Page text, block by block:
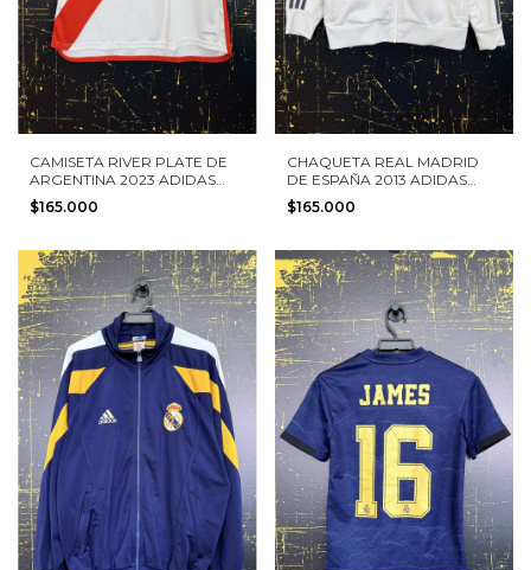
CAMISETA RIVER PLATE DE
ARGENTINA 2023 ADIDAS
TALLA M MUJER
$165.000
CHAQUETA REAL MADRID
DE ESPAÑA 2013 ADIDAS
TALLA S
$165.000